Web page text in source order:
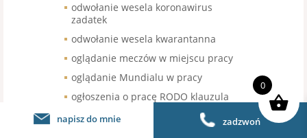
odwołanie wesela koronawirus
zadatek
odwołanie wesela kwarantanna
oglądanie meczów w miejscu pracy
oglądanie Mundialu w pracy
ogłoszenia o pracę RODO klauzula
ogródki letnie
napisz do mnie zadzwoń
0